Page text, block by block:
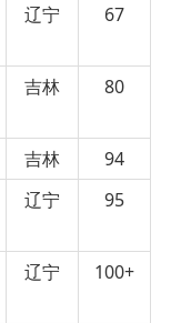
辽宁 67
吉林 80
吉林
94
辽宁 95
辽宁 100+